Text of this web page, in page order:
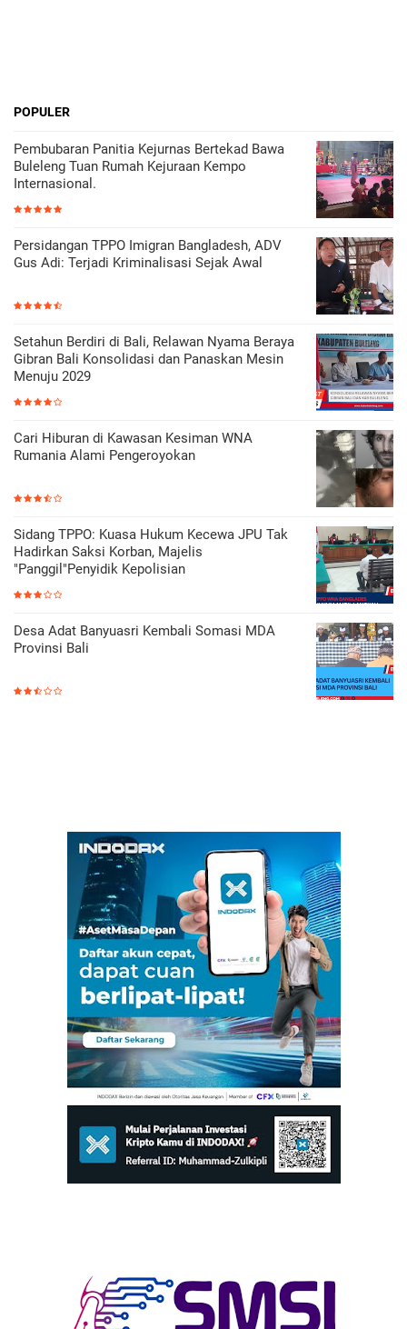
POPULER
Pembubaran Panitia Kejurnas Bertekad Bawa
Buleleng Tuan Rumah Kejuraan Kempo
Internasional.
Persidangan TPPO Imigran Bangladesh, ADV
Gus Adi: Terjadi Kriminalisasi Sejak Awal
Setahun Berdiri di Bali, Relawan Nyama Beraya
Gibran Bali Konsolidasi dan Panaskan Mesin
Menuju 2029
Cari Hiburan di Kawasan Kesiman WNA
Rumania Alami Pengeroyokan
Sidang TPPO: Kuasa Hukum Kecewa JPU Tak
Hadirkan Saksi Korban, Majelis
"Panggil"Penyidik Kepolisian
Desa Adat Banyuasri Kembali Somasi MDA
Provinsi Bali